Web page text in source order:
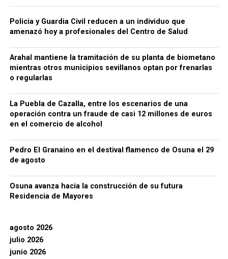
Policia y Guardia Civil reducen a un individuo que
amenazó hoy a profesionales del Centro de Salud
Arahal mantiene la tramitación de su planta de biometano
mientras otros municipios sevillanos optan por frenarlas
o regularlas
La Puebla de Cazalla, entre los escenarios de una
operación contra un fraude de casi 12 millones de euros
en el comercio de alcohol
Pedro El Granaino en el destival flamenco de Osuna el 29
de agosto
Osuna avanza hacia la construcción de su futura
Residencia de Mayores
agosto 2026
julio 2026
junio 2026